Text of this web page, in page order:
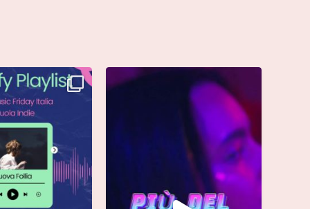
finalmente vostra e
già...
Singolo: “calamita”
Di @vinmart1n...